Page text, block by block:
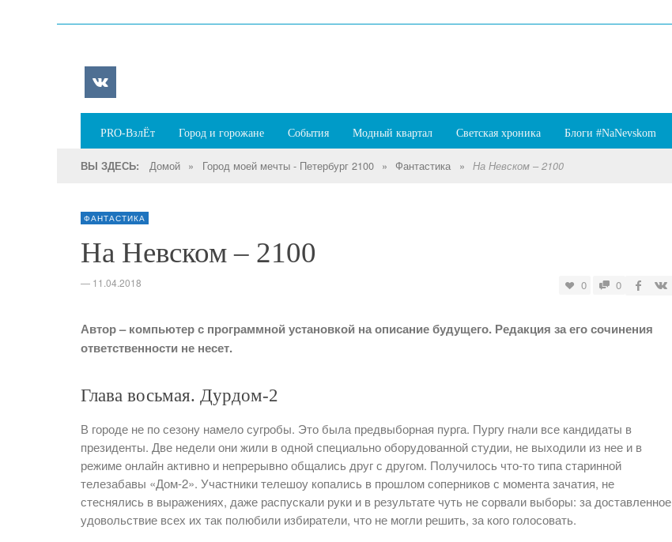
PRO-ВзлЁт Город и горожане События Модный квартал Светская хроника Блоги #NaNevskom
ВЫ ЗДЕСЬ: Домой » Город моей мечты - Петербург 2100 » Фантастика » На Невском – 2100
ФАНТАСТИКА
На Невском – 2100
— 11.04.2018 0 0
Автор – компьютер с программной установкой на описание будущего. Редакция за его сочинения
ответственности не несет.
Глава восьмая. Дурдом-2
В городе не по сезону намело сугробы. Это была предвыборная пурга. Пургу гнали все кандидаты в
президенты. Две недели они жили в одной специально оборудованной студии, не выходили из нее и в
режиме онлайн активно и непрерывно общались друг с другом. Получилось что-то типа старинной
телезабавы «Дом-2». Участники телешоу копались в прошлом соперников с момента зачатия, не
стеснялись в выражениях, даже распускали руки и в результате чуть не сорвали выборы: за доставленное
удовольствие всех их так полюбили избиратели, что не могли решить, за кого голосовать.